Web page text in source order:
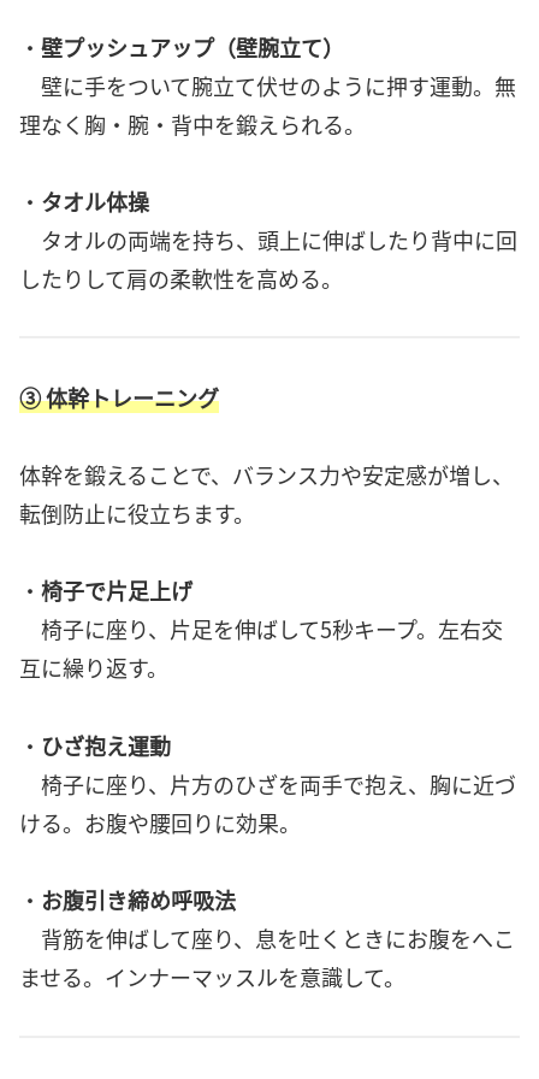
・ 壁プッシュアップ（壁腕立て）
壁に手をついて腕立て伏せのように押す運動。無
理なく胸・腕・背中を鍛えられる。
・ タオル体操
タオルの両端を持ち、頭上に伸ばしたり背中に回
したりして肩の柔軟性を高める。
③ 体幹トレーニング
体幹を鍛えることで、バランス力や安定感が増し、
転倒防止に役立ちます。
・ 椅子で片足上げ
椅子に座り、片足を伸ばして5秒キープ。左右交
互に繰り返す。
・ ひざ抱え運動
椅子に座り、片方のひざを両手で抱え、胸に近づ
ける。お腹や腰回りに効果。
・ お腹引き締め呼吸法
背筋を伸ばして座り、息を吐くときにお腹をへこ
ませる。インナーマッスルを意識して。